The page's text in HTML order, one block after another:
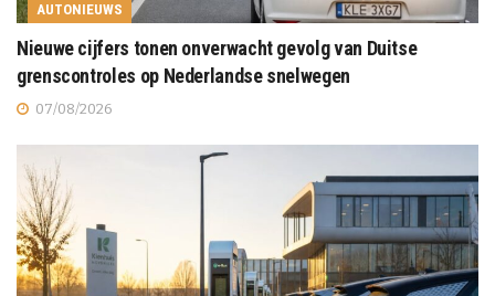
AUTONIEUWS
Nieuwe cijfers tonen onverwacht gevolg van Duitse
grenscontroles op Nederlandse snelwegen
07/08/2026